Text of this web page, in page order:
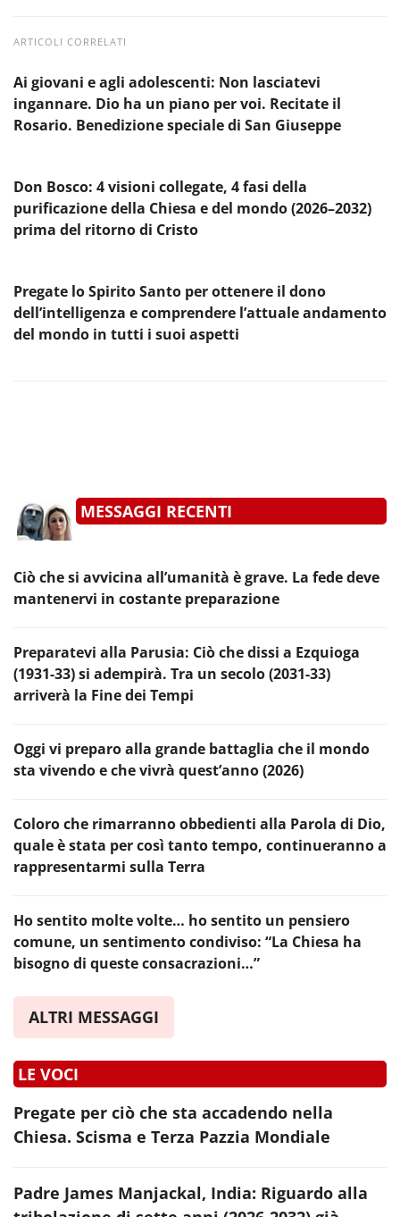
ARTICOLI CORRELATI
Ai giovani e agli adolescenti: Non lasciatevi
ingannare. Dio ha un piano per voi. Recitate il
Rosario. Benedizione speciale di San Giuseppe
Don Bosco: 4 visioni collegate, 4 fasi della
purificazione della Chiesa e del mondo (2026–2032)
prima del ritorno di Cristo
Pregate lo Spirito Santo per ottenere il dono
dell’intelligenza e comprendere l’attuale andamento
del mondo in tutti i suoi aspetti
MESSAGGI RECENTI
Ciò che si avvicina all’umanità è grave. La fede deve
mantenervi in costante preparazione
Preparatevi alla Parusia: Ciò che dissi a Ezquioga
(1931-33) si adempirà. Tra un secolo (2031-33)
arriverà la Fine dei Tempi
Oggi vi preparo alla grande battaglia che il mondo
sta vivendo e che vivrà quest’anno (2026)
Coloro che rimarranno obbedienti alla Parola di Dio,
quale è stata per così tanto tempo, continueranno a
rappresentarmi sulla Terra
Ho sentito molte volte… ho sentito un pensiero
comune, un sentimento condiviso: “La Chiesa ha
bisogno di queste consacrazioni…”
ALTRI MESSAGGI
LE VOCI
Pregate per ciò che sta accadendo nella
Chiesa. Scisma e Terza Pazzia Mondiale
Padre James Manjackal, India: Riguardo alla